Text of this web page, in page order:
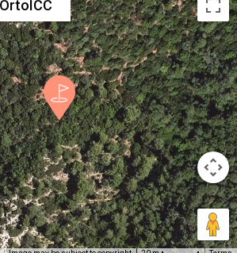
OrtoICC